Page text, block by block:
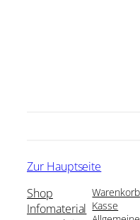
Zur Hauptseite
Shop
Infomaterial
Warenkorb
Kasse